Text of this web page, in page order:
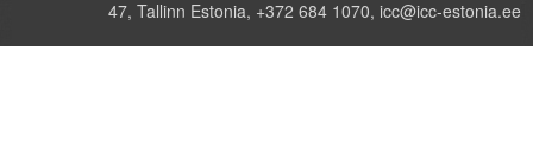
47, Tallinn Estonia, +372 684 1070, icc@icc-estonia.ee